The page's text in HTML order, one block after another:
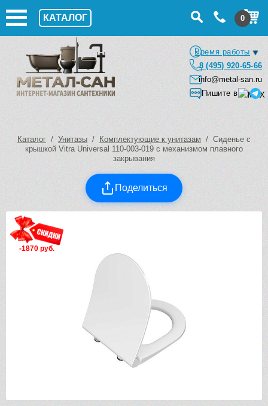
КАТАЛОГ 0
Время работы
8 (495) 920-65-66
info@metal-san.ru
Пишите в
Каталог / Унитазы / Комплектующие к унитазам / Сиденье с
крышкой Vitra Universal 110-003-019 с механизмом плавного
закрывания
Поделиться
-1870 руб.